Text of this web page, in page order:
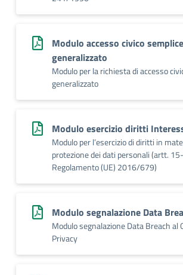
Modulo accesso civico
generalizzato
Modulo per la richiesta di accesso
generalizzato
Modulo esercizio diritti
Modulo per l’esercizio di diritti in
protezione dei dati personali (artt.
Regolamento (UE) 2016/679)
Modulo segnalazione Data
Modulo segnalazione Data Breach al
Privacy